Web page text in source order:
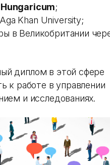
;
Khan University;
в Великобритании
диплом в этой сфере
к работе в управлении
и исследованиях.